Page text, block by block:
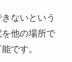
ないという
他の場所で
です。